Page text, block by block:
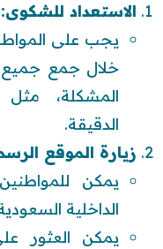
الاستعداد للشكوى:
يجب على
خلال جمع جميع
المشكلة، مثل
الدقيقة.
زيارة الموقع
يمكن
الداخلية
يمكن العثور